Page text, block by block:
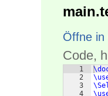
Öffne in
Code,
1
2
3
4